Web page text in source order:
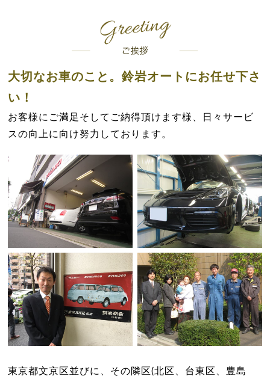
大切なお車のこと。鈴岩オートにお任せ下さ
い！
お客様にご満足そしてご納得頂けます様、日々サービ
スの向上に向け努力しております。
東京都文京区並びに、その隣区(北区、台東区、豊島